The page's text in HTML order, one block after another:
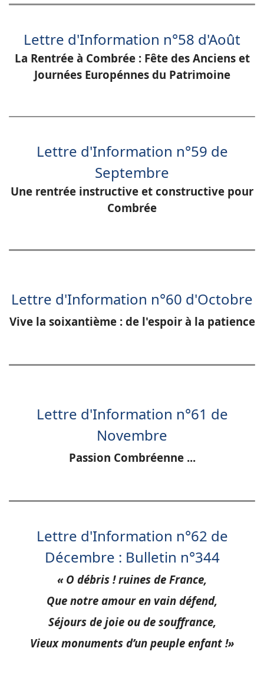
Lettre d'Information n°58 d'Août
La Rentrée à Combrée : Fête des Anciens et
Journées Europénnes du Patrimoine
Lettre d'Information n°59 de
Septembre
Une rentrée instructive et constructive pour
Combrée
Lettre d'Information n°60 d'Octobre
Vive la soixantième : de l'espoir à la patience
Lettre d'Information n°61 de
Novembre
Passion Combréenne ...
Lettre d'Information n°62 de
Décembre : Bulletin n°344
« O débris ! ruines de France,
Que notre amour en vain défend,
Séjours de joie ou de souffrance,
Vieux monuments d’un peuple enfant !»